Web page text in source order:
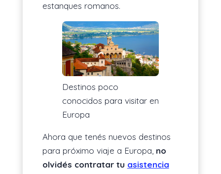
estanques romanos.
Destinos poco
conocidos para visitar en
Europa
Ahora que tenés nuevos destinos
para próximo viaje a Europa, no
olvidés contratar tu asistencia